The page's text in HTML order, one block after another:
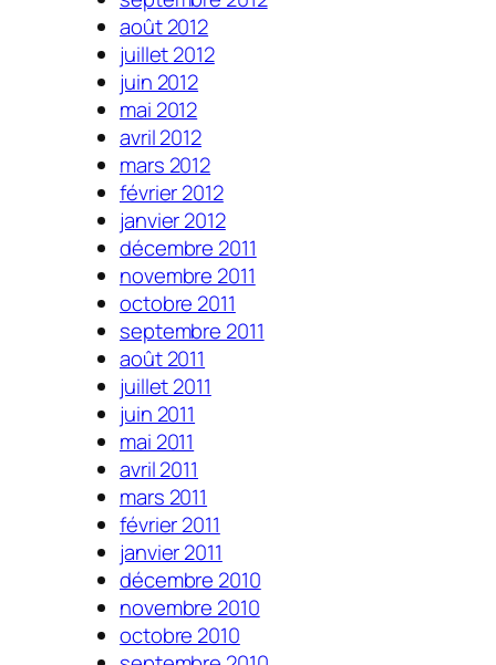
août 2012
juillet 2012
juin 2012
mai 2012
avril 2012
mars 2012
février 2012
janvier 2012
décembre 2011
novembre 2011
octobre 2011
septembre 2011
août 2011
juillet 2011
juin 2011
mai 2011
avril 2011
mars 2011
février 2011
janvier 2011
décembre 2010
novembre 2010
octobre 2010